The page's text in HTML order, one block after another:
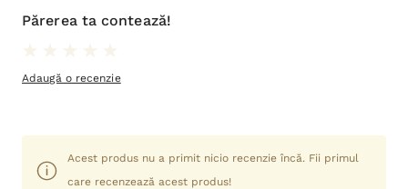
Părerea ta contează!
Adaugă o recenzie
Acest produs nu a primit nicio recenzie încă. Fii primul
care recenzează acest produs!